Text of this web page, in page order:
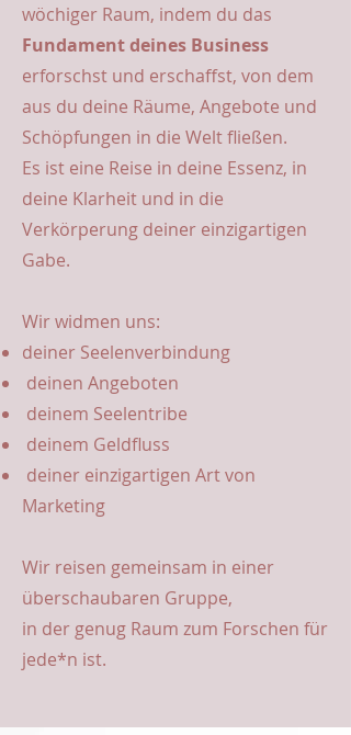
wöchiger Raum, indem du das
Fundament deines Business
erforschst und erschaffst, von dem
aus du deine Räume, Angebote und
Schöpfungen in die Welt fließen.
Es ist eine Reise in deine Essenz, in
deine Klarheit und in die
Verkörperung deiner einzigartigen
Gabe.
Wir widmen uns:
deiner Seelenverbindung
deinen Angeboten
deinem Seelentribe
deinem Geldfluss
deiner einzigartigen Art von
Marketing
Wir reisen gemeinsam in einer
überschaubaren Gruppe,
in der genug Raum zum Forschen für
jede*n ist.